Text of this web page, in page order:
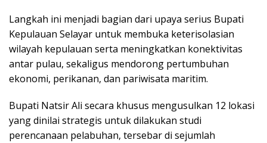
Langkah ini menjadi bagian dari upaya serius Bupati
Kepulauan Selayar untuk membuka keterisolasian
wilayah kepulauan serta meningkatkan konektivitas
antar pulau, sekaligus mendorong pertumbuhan
ekonomi, perikanan, dan pariwisata maritim.
Bupati Natsir Ali secara khusus mengusulkan 12 lokasi
yang dinilai strategis untuk dilakukan studi
perencanaan pelabuhan, tersebar di sejumlah